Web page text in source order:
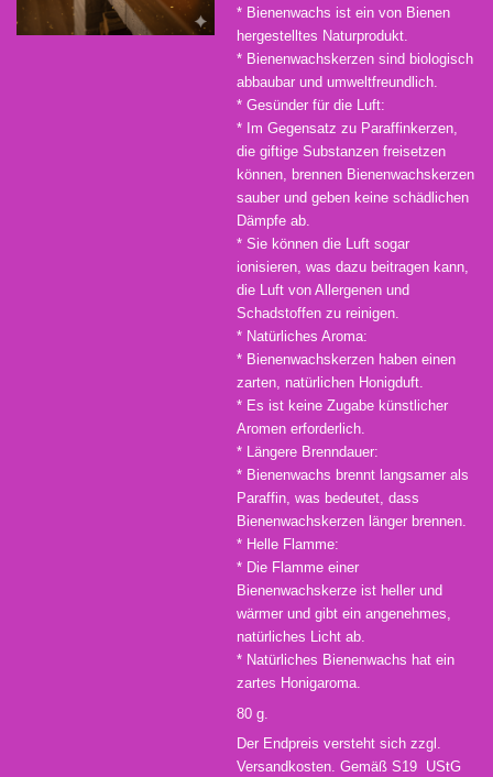
* Bienenwachs ist ein von Bienen
hergestelltes Naturprodukt.
* Bienenwachskerzen sind biologisch
abbaubar und umweltfreundlich.
* Gesünder für die Luft:
* Im Gegensatz zu Paraffinkerzen,
die giftige Substanzen freisetzen
können, brennen Bienenwachskerzen
sauber und geben keine schädlichen
Dämpfe ab.
* Sie können die Luft sogar
ionisieren, was dazu beitragen kann,
die Luft von Allergenen und
Schadstoffen zu reinigen.
* Natürliches Aroma:
* Bienenwachskerzen haben einen
zarten, natürlichen Honigduft.
* Es ist keine Zugabe künstlicher
Aromen erforderlich.
* Längere Brenndauer:
* Bienenwachs brennt langsamer als
Paraffin, was bedeutet, dass
Bienenwachskerzen länger brennen.
* Helle Flamme:
* Die Flamme einer
Bienenwachskerze ist heller und
wärmer und gibt ein angenehmes,
natürliches Licht ab.
* Natürliches Bienenwachs hat ein
zartes Honigaroma.
80 g.
Der Endpreis versteht sich zzgl.
Versandkosten. Gemäß S19 UStG